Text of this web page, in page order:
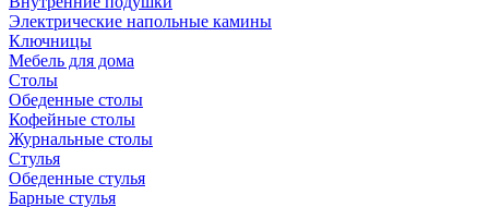
Электрические напольные камины
Ключницы
Мебель для дома
Столы
Обеденные столы
Кофейные столы
Журнальные столы
Стулья
Обеденные стулья
Барные стулья